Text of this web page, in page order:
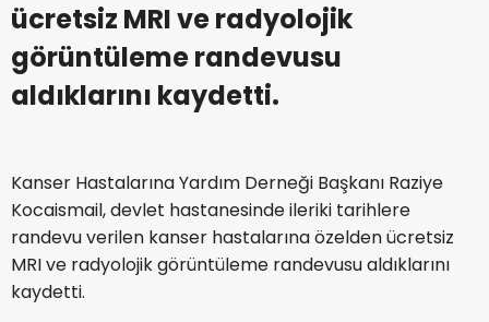
ücretsiz MRI ve radyolojik
görüntüleme randevusu
aldıklarını kaydetti.
Kanser Hastalarına Yardım Derneği Başkanı Raziye
Kocaismail, devlet hastanesinde ileriki tarihlere
randevu verilen kanser hastalarına özelden ücretsiz
MRI ve radyolojik görüntüleme randevusu aldıklarını
kaydetti.